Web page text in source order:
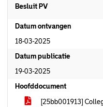
Besluit PV
Datum ontvangen
18-03-2025
Datum publicatie
19-03-2025
Hoofddocument
[25bb001913]